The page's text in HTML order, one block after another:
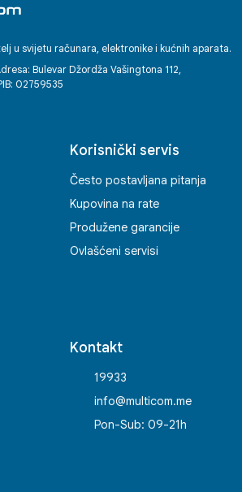
u svijetu računara, elektronike i kućnih aparata.
Bulevar Džordža Vašingtona 112,
02759535
Korisnički servis
Često postavljana pitanja
Kupovina na rate
Produžene garancije
Ovlašćeni servisi
Kontakt
19933
info@multicom.me
Pon-Sub: 09-21h